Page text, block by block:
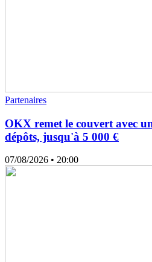
Partenaires
OKX remet le couvert avec
dépôts, jusqu'à 5 000 €
07/08/2026 • 20:00